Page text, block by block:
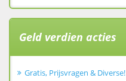
Geld verdien acties
Gratis, Prijsvragen & Diverse!